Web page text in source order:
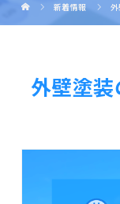
新着情報
外壁塗